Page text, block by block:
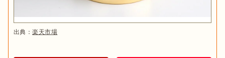
出典：楽天市場